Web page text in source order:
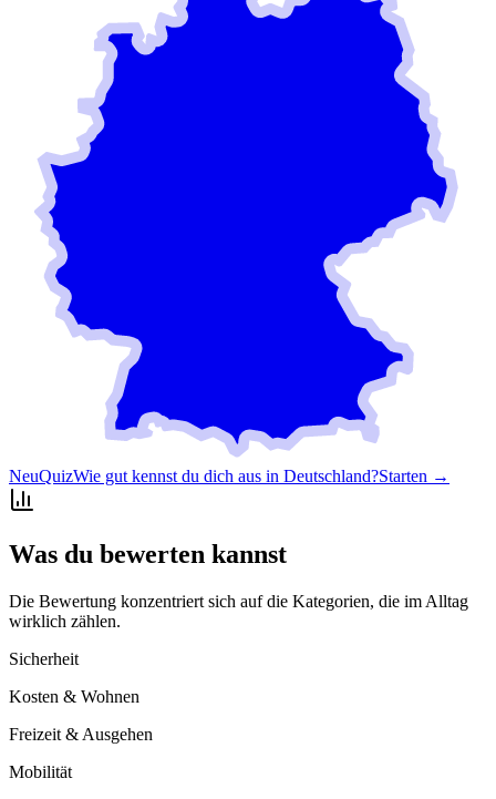
NeuQuizWie gut kennst du dich aus in Deutschland?Starten →
Was du bewerten kannst
Die Bewertung konzentriert sich auf die Kategorien, die im Alltag
wirklich zählen.
Sicherheit
Kosten & Wohnen
Freizeit & Ausgehen
Mobilität